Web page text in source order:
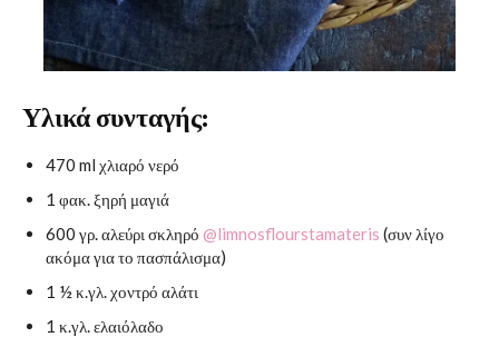
Υλικά συνταγής:
470 ml χλιαρό νερό
1 φακ. ξηρή μαγιά
600 γρ. αλεύρι σκληρό @limnosflourstamateris (συν λίγο
ακόμα για το πασπάλισμα)
1 ½ κ.γλ. χοντρό αλάτι
1 κ.γλ. ελαιόλαδο